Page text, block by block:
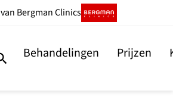
van Bergman Clinics
Behandelingen Prijzen